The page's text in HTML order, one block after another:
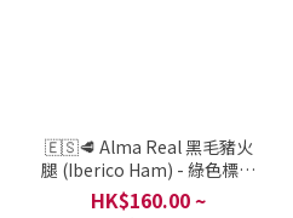
🇪🇸🥩 Alma Real 黑毛豬火
腿 (Iberico Ham) - 綠色標籤
Green Label / A LA CARTE /
HK$160.00 ~